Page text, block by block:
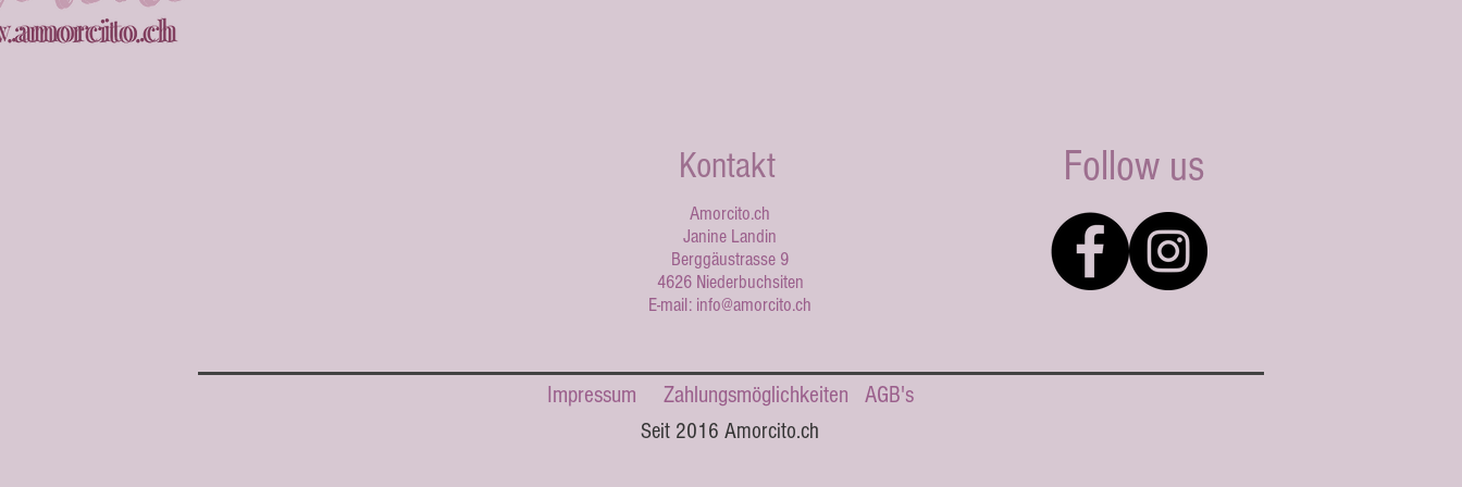
Kontakt
Amorcito.ch
Janine Landin
Berggäustrasse 9
4626 Niederbuchsiten
E-mail: info@amorcito.ch
Follow us
Impressum Zahlungsmöglichkeiten AGB's
Seit 2016 Amorcito.ch